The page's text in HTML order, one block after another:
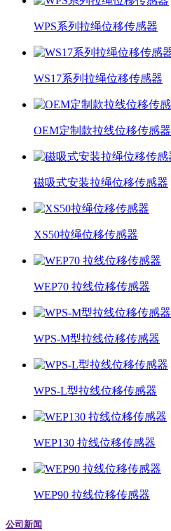
WPS系列拉绳位移传感器
WS17系列拉绳位移传感器
OEM定制款拉线位移传感器
磁吸式安装拉绳位移传感器
XS50拉绳位移传感器
WEP70 拉线位移传感器
WPS-M型拉线位移传感器
WPS-L型拉线位移传感器
WEP130 拉线位移传感器
WEP90 拉线位移传感器
公司新闻